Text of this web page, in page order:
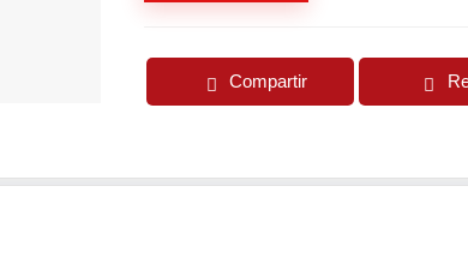
Compartir